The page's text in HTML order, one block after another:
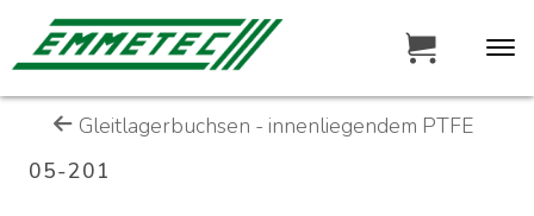
Gleitlagerbuchsen - innenliegendem PTFE
05-201